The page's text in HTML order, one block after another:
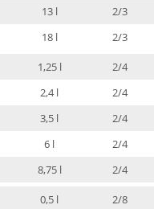
13 l
2/3
18 l 2/3
1,25 l
2/4
2,4 l
2/4
3,5 l
2/4
6 l
2/4
8,75 l 2/4
0,5 l
2/8